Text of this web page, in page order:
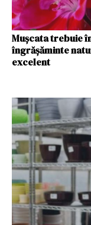
Mușcata trebuie
îngrășăminte
excelent